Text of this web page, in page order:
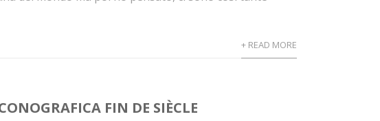
+ READ MORE
FIN DE SIÈCLE